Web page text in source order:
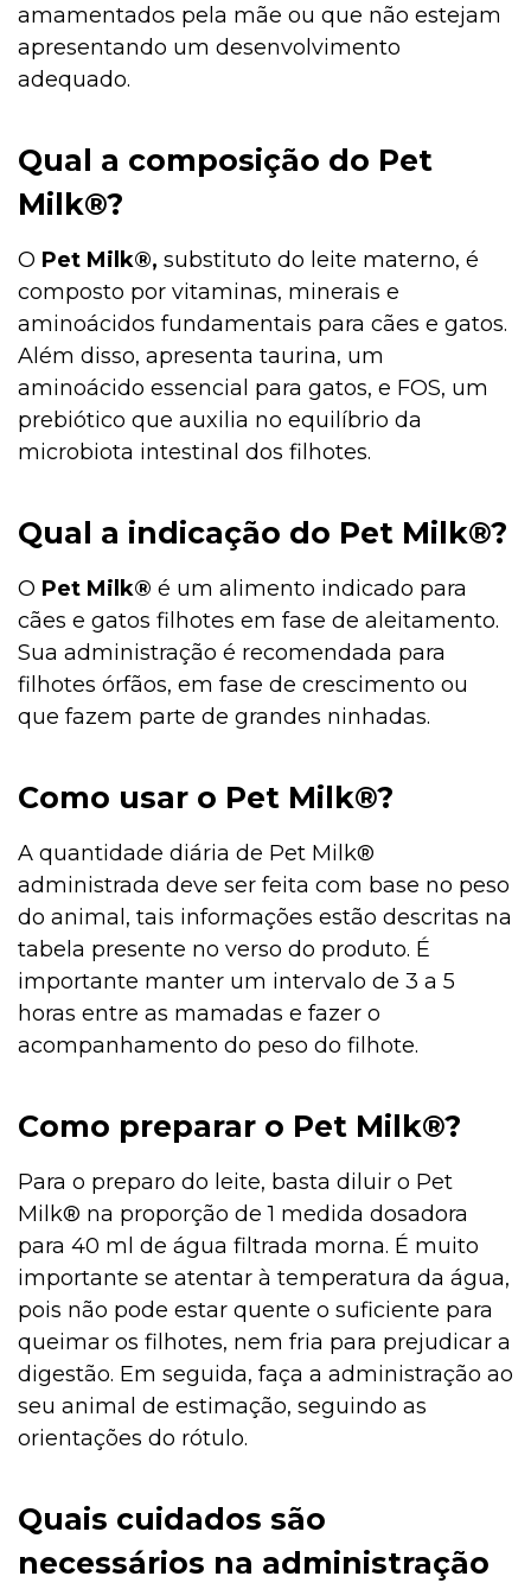
amamentados pela mãe ou que não estejam
apresentando um desenvolvimento
adequado.
Qual a composição do Pet
Milk®?
O Pet Milk®, substituto do leite materno, é
composto por vitaminas, minerais e
aminoácidos fundamentais para cães e gatos.
Além disso, apresenta taurina, um
aminoácido essencial para gatos, e FOS, um
prebiótico que auxilia no equilíbrio da
microbiota intestinal dos filhotes.
Qual a indicação do Pet Milk®?
O Pet Milk® é um alimento indicado para
cães e gatos filhotes em fase de aleitamento.
Sua administração é recomendada para
filhotes órfãos, em fase de crescimento ou
que fazem parte de grandes ninhadas.
Como usar o Pet Milk®?
A quantidade diária de Pet Milk®
administrada deve ser feita com base no peso
do animal, tais informações estão descritas na
tabela presente no verso do produto. É
importante manter um intervalo de 3 a 5
horas entre as mamadas e fazer o
acompanhamento do peso do filhote.
Como preparar o Pet Milk®?
Para o preparo do leite, basta diluir o Pet
Milk® na proporção de 1 medida dosadora
para 40 ml de água filtrada morna. É muito
importante se atentar à temperatura da água,
pois não pode estar quente o suficiente para
queimar os filhotes, nem fria para prejudicar a
digestão. Em seguida, faça a administração ao
seu animal de estimação, seguindo as
orientações do rótulo.
Quais cuidados são
necessários na administração